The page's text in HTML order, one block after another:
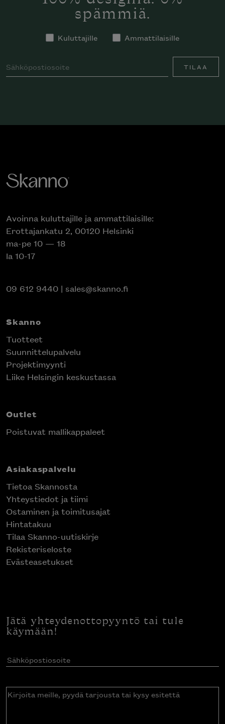
spämmiä.
Kuluttajille Ammattilaisille
TILAA
Avoinna kuluttajille ja ammattilaisille:
Erottajankatu 2, 00120 Helsinki
ma-pe 10 — 18
la 10-17
09 612 9440 | sales@skanno.fi
Skanno
Tuotteet
Suunnittelupalvelu
Projektimyynti
Liike Helsingin keskustassa
Outlet
Poistuvat mallikappaleet
Asiakaspalvelu
Tietoa Skannosta
Yhteystiedot ja tiimi
Ostaminen ja toimitusajat
Hintatakuu
Tilaa Skanno-uutiskirje
Rekisteriseloste
Evästeasetukset
Jätä yhteydenottopyyntö tai tule
käymään!
Sähköpostiosoite(Pakollinen)
Kirjoita